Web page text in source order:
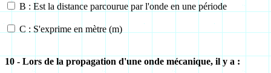
B : Est la distance parcourue par l'onde en une période
C : S'exprime en mètre (m)
10 - Lors de la propagation d'une onde mécanique, il y a :